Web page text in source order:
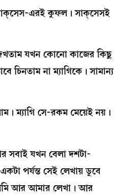
এরই কুফল। সাক্‌সেসই
যখন কোনো কাজের কিছু
না ম্যাগিকে। সামান্য
ম্যাগি সে-রকম মেয়েই নয়।
সবাই যখন বেলা দশটা-
পর্যন্ত সেই লেখায় ডুবে
আর আমার লেখা। আর